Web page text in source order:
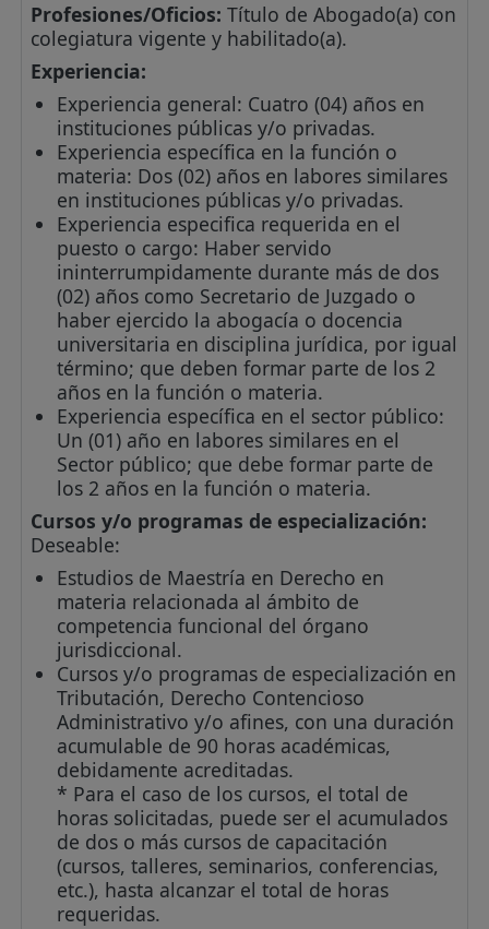
Profesiones/Oficios: Título de Abogado(a) con
colegiatura vigente y habilitado(a).
Experiencia:
Experiencia general: Cuatro (04) años en
instituciones públicas y/o privadas.
Experiencia específica en la función o
materia: Dos (02) años en labores similares
en instituciones públicas y/o privadas.
Experiencia especifica requerida en el
puesto o cargo: Haber servido
ininterrumpidamente durante más de dos
(02) años como Secretario de Juzgado o
haber ejercido la abogacía o docencia
universitaria en disciplina jurídica, por igual
término; que deben formar parte de los 2
años en la función o materia.
Experiencia específica en el sector público:
Un (01) año en labores similares en el
Sector público; que debe formar parte de
los 2 años en la función o materia.
Cursos y/o programas de especialización:
Deseable:
Estudios de Maestría en Derecho en
materia relacionada al ámbito de
competencia funcional del órgano
jurisdiccional.
Cursos y/o programas de especialización en
Tributación, Derecho Contencioso
Administrativo y/o afines, con una duración
acumulable de 90 horas académicas,
debidamente acreditadas.
* Para el caso de los cursos, el total de
horas solicitadas, puede ser el acumulados
de dos o más cursos de capacitación
(cursos, talleres, seminarios, conferencias,
etc.), hasta alcanzar el total de horas
requeridas.